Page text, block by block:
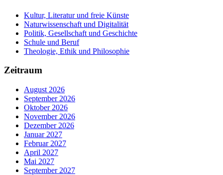
Kultur, Literatur und freie Künste
Naturwissenschaft und Digitalität
Politik, Gesellschaft und Geschichte
Schule und Beruf
Theologie, Ethik und Philosophie
Zeitraum
August 2026
September 2026
Oktober 2026
November 2026
Dezember 2026
Januar 2027
Februar 2027
April 2027
Mai 2027
September 2027